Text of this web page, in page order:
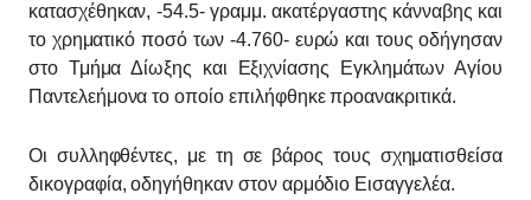
κατασχέθηκαν, -54.5- γραμμ. ακατέργαστης κάνναβης και
το χρηματικό ποσό των -4.760- ευρώ και τους οδήγησαν
στο Τμήμα Δίωξης και Εξιχνίασης Εγκλημάτων Αγίου
Παντελεήμονα το οποίο επιλήφθηκε προανακριτικά.
Οι συλληφθέντες, με τη σε βάρος τους σχηματισθείσα
δικογραφία, οδηγήθηκαν στον αρμόδιο Εισαγγελέα.